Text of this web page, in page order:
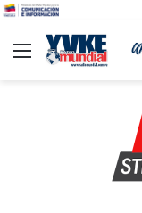
Menu